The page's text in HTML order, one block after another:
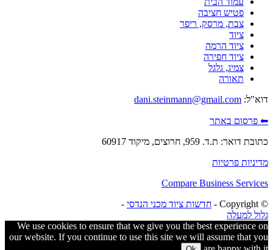
פטיש חציבה
צבת, מרסק, ריפר
ציוד
ציוד הרמה
ציוד חפירה
צמיג, גלגל
תאורה
דוא"ל: dani.steinmann@gmail.com
⬅ פרסום באתר
כתובת דואר: ת.ד. 959, חרוצים, מיקוד 60917
מדיניות פרטיות
Compare Business Services
© ‫Copyright -
חדשות ציוד מכני הנדסי -
גלול למעלה
We use cookies to ensure that we give you the best experience on
our website. If you continue to use this site we will assume that you